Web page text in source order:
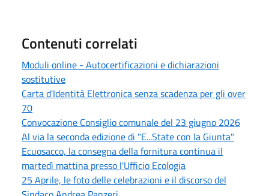
Contenuti correlati
Moduli online - Autocertificazioni e dichiarazioni
sostitutive
Carta d'Identità Elettronica senza scadenza per gli over
70
Convocazione Consiglio comunale del 23 giugno 2026
Al via la seconda edizione di "E...State con la Giunta"
Ecuosacco, la consegna della fornitura continua il
martedì mattina presso l'Ufficio Ecologia
25 Aprile, le foto delle celebrazioni e il discorso del